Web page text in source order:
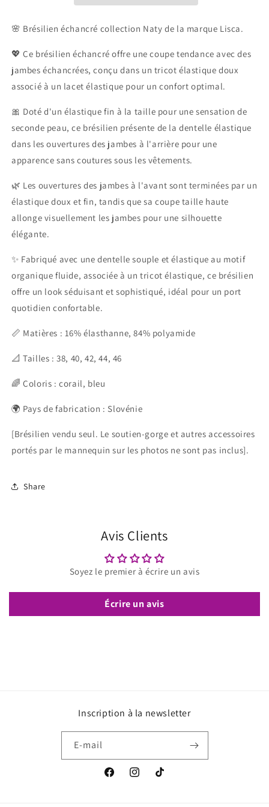
🌸 Brésilien échancré collection Naty de la marque Lisca.
💖 Ce brésilien échancré offre une coupe tendance avec des
jambes échancrées, conçu dans un tricot élastique doux
associé à un lacet élastique pour un confort optimal.
🎀 Doté d'un élastique fin à la taille pour une sensation de
seconde peau, ce brésilien présente de la dentelle élastique
dans les ouvertures des jambes à l'arrière pour une
apparence sans coutures sous les vêtements.
🌿 Les ouvertures des jambes à l'avant sont terminées par un
élastique doux et fin, tandis que sa coupe taille haute
allonge visuellement les jambes pour une silhouette
élégante.
✨ Fabriqué avec une dentelle souple et élastique au motif
organique fluide, associée à un tricot élastique, ce brésilien
offre un look séduisant et sophistiqué, idéal pour un port
quotidien confortable.
📏 Matières : 16% élasthanne, 84% polyamide
📐 Tailles : 38, 40, 42, 44, 46
🌈 Coloris : corail, bleu
🌍 Pays de fabrication : Slovénie
[Brésilien vendu seul. Le soutien-gorge et autres accessoires
portés par le mannequin sur les photos ne sont pas inclus].
Share
Avis Clients
Soyez le premier à écrire un avis
Écrire un avis
Inscription à la newsletter
E-mail
FacebookInstagramTikTok